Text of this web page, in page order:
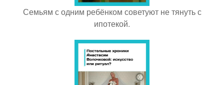
Семьям с одним ребёнком советуют не тянуть с
ипотекой.